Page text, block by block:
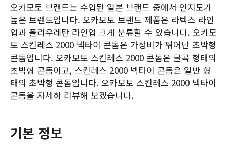
오카모토 브랜드는 수입된 일본 브랜드 중에서 인지도가
높은 브랜드입니다. 오카모토 브랜드 제품은 라텍스 라인
업과 폴리우레탄 라인업 크게 분류할 수 있습니다. 오카모
토 스킨레스 2000 넥타이 콘돔은 가성비가 뛰어난 초박형
콘돔입니다. 오카모토 스킨레스 2000 콘돔은 굴곡 형태의
초박형 콘돔이고, 스킨레스 2000 넥타이 콘돔은 일반 형
태의 초박형 콘돔입니다. 오카모토 스킨레스 2000 넥타이
콘돔을 자세히 리뷰해 보겠습니다.
기본 정보